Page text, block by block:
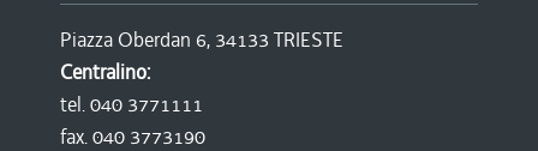
Piazza Oberdan 6, 34133 TRIESTE
Centralino:
tel. 040 3771111
fax. 040 3773190